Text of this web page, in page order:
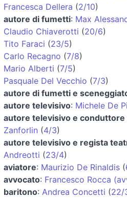
Francesca Dellera (2/10)
autore di fumetti: Max
Claudio Chiaverotti (20/6)
Tito Faraci (23/5)
Carlo Recagno (7/8)
Mario Alberti (7/5)
Pasquale Del Vecchio (7/3)
autore di fumetti e
autore televisivo: Michele De
autore televisivo e
Zanforlin (4/3)
autore televisivo e regista
Andreotti (23/4)
aviatore: Maurizio De Rinaldis (
avvocato: Francesco Rocca
baritono: Andrea Concetti (22/